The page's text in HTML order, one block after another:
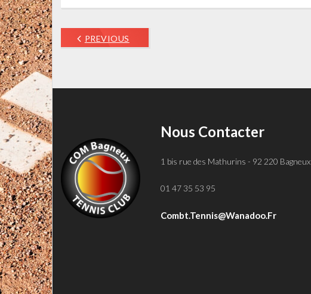
PREVIOUS
Nous Contacter
1 bis rue des Mathurins - 92 220 Bagneux
01 47 35 53 95
Combt.tennis@wanadoo.fr